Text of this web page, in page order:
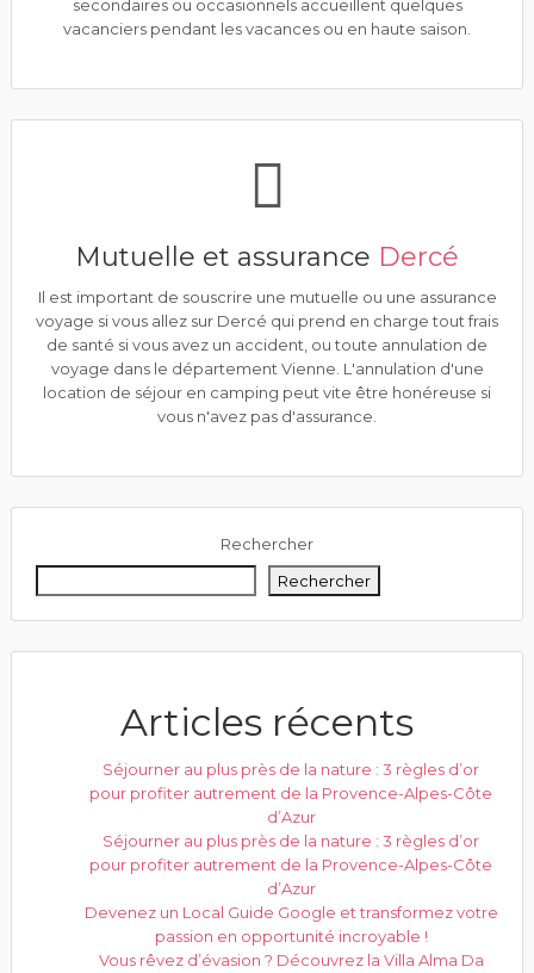
secondaires ou occasionnels accueillent quelques
vacanciers pendant les vacances ou en haute saison.
Mutuelle et assurance Dercé
Il est important de souscrire une mutuelle ou une assurance
voyage si vous allez sur Dercé qui prend en charge tout frais
de santé si vous avez un accident, ou toute annulation de
voyage dans le département Vienne. L'annulation d'une
location de séjour en camping peut vite être honéreuse si
vous n'avez pas d'assurance.
Rechercher
Rechercher
Articles récents
Séjourner au plus près de la nature : 3 règles d’or
pour profiter autrement de la Provence-Alpes-Côte
d’Azur
Séjourner au plus près de la nature : 3 règles d’or
pour profiter autrement de la Provence-Alpes-Côte
d’Azur
Devenez un Local Guide Google et transformez votre
passion en opportunité incroyable !
Vous rêvez d’évasion ? Découvrez la Villa Alma Da